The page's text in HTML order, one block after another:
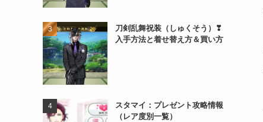
刀剣乱舞祝装（しゅくそう）❣
入手方法と着せ替え方＆買い方
スタマイ：プレゼント攻略情報
（レア度別一覧）